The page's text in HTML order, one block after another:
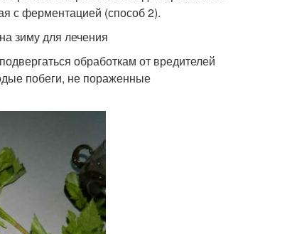
с ферментацией (способ 2).
зиму для лечения
обработкам от вредителей
побеги, не пораженные